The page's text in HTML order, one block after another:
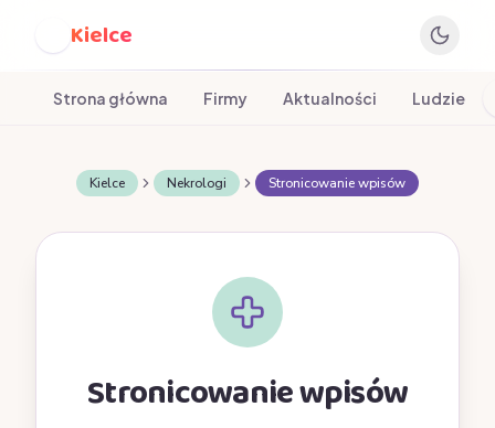
Kielce
Strona główna Firmy Aktualności Ludzie
Kielce Nekrologi Stronicowanie wpisów
Stronicowanie wpisów